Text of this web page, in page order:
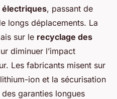
électriques, passant de
longs déplacements. La
sur le recyclage des
diminuer l’impact
Les fabricants misent sur
ion et la sécurisation
garanties longues